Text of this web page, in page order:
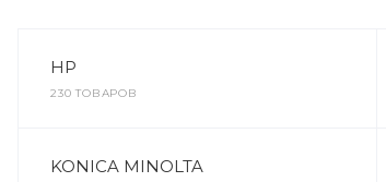
HP
230 ТОВАРОВ
KONICA MINOLTA